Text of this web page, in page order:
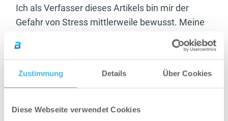
Zustimmung Details Über Cookies
Diese Webseite verwendet Cookies
Ich als Verfasser dieses Artikels bin mir der
Gefahr von Stress mittlerweile bewusst. Meine
nicht mehr wehren können und die Folge wurde
komplettes Leben umgekrempelt hat. Leider ist
heilbar und ich bin Tag und Nacht davon